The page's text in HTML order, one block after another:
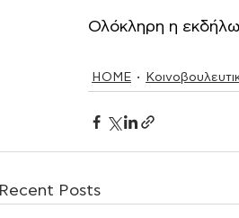
Ολόκληρη η
HOME
Recent Posts